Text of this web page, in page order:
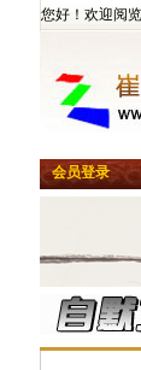
您好！欢迎阅
会员登录